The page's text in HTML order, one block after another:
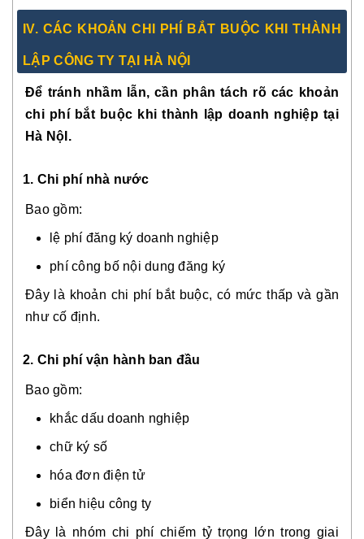
IV. CÁC KHOẢN CHI PHÍ BẮT BUỘC KHI THÀNH
LẬP CÔNG TY TẠI HÀ NỘI
Để tránh nhầm lẫn, cần phân tách rõ các khoản
chi phí bắt buộc khi thành lập doanh nghiệp tại
Hà NộI.
1. Chi phí nhà nước
Bao gồm:
lệ phí đăng ký doanh nghiệp
phí công bố nội dung đăng ký
Đây là khoản chi phí bắt buộc, có mức thấp và gần
như cố định.
2. Chi phí vận hành ban đầu
Bao gồm:
khắc dấu doanh nghiệp
chữ ký số
hóa đơn điện tử
biển hiệu công ty
Đây là nhóm chi phí chiếm tỷ trọng lớn trong giai